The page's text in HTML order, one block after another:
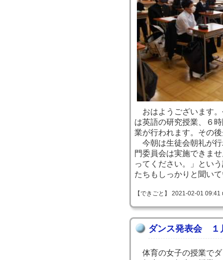
おはようございます。
は英語の研究授業、６
業が行われます。その
今朝は生徒会朝礼が行
門委員会は実施できま
ってください。」とい
たちもしっかりと聞い
【できごと】 2021-02-01
ダンス発表会 １
体育の女子の授業でダ